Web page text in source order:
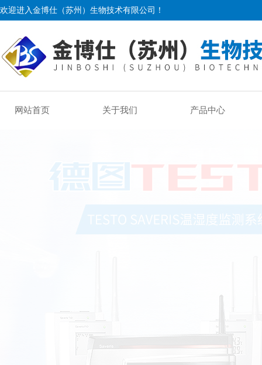
欢迎进入金博仕（苏州）生物技术有限公司！
网站首页 关于我们 产品中心